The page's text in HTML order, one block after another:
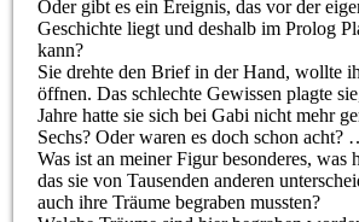
Oder gibt es ein Ereignis, das vor der
Geschichte liegt und deshalb im Prolog
kann?
Sie drehte den Brief in der Hand, wollte
öffnen. Das schlechte Gewissen plagte
Jahre hatte sie sich bei Gabi nicht mehr
Sechs? Oder waren es doch schon acht?
Was ist an meiner Figur besonderes, was
das sie von Tausenden anderen
auch ihre Träume begraben mussten?